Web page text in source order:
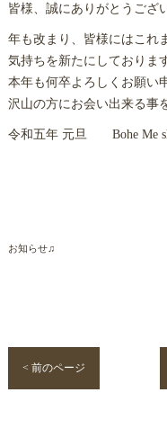
皆様、誠にありがとうござ
年も改まり、皆様にはこれ
気持ちを新たにしておりま
本年も何卒よろしくお願い
沢山の方にお会い出来る事
令和五年 元旦 Bohe Me
お知らせ♫
< 前のページ